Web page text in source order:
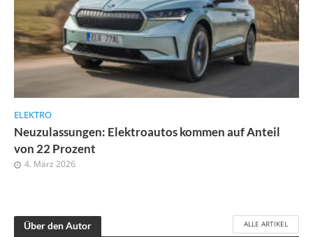
ELEKTRO
Neuzulassungen: Elektroautos kommen auf Anteil
von 22 Prozent
4. März 2026
Über den Autor ALLE ARTIKEL